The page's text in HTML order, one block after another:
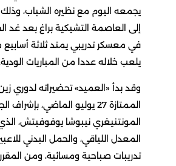
يجمعه اليوم مع نظيره الشباب، وذلك
إلى العاصمة التشيكية براغ بعد غد
في معسكر تدريبي يمتد ثلاثة أسابيع
يلعب خلاله عددا من المباريات الودية.
وقد بدأ «العميد» تحضيراته لدوري زين
الممتازة 27 يوليو الماضي، بإشراف
المونتنيغري نيبوشا يوفوفيتش، الذي
المعدل اللياقي، والحمل البدني
تدريبات صباحية ومسائية، ومن المقرر